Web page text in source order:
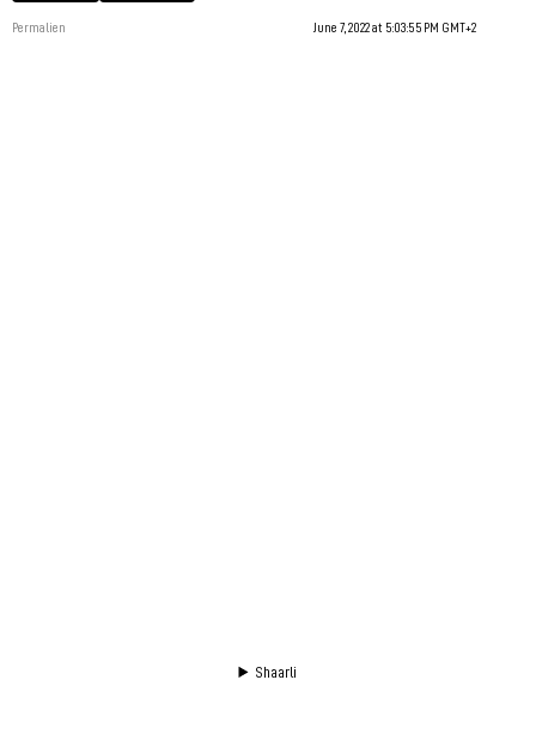
Permalien June 7, 2022 at 5:03:55 PM GMT+2
Shaarli